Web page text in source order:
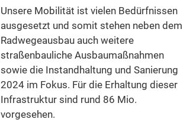
Unsere Mobilität ist vielen Bedürfnissen
ausgesetzt und somit stehen neben dem
Radwegeausbau auch weitere
straßenbauliche Ausbaumaßnahmen
sowie die Instandhaltung und Sanierung
2024 im Fokus. Für die Erhaltung dieser
Infrastruktur sind rund 86 Mio.
vorgesehen.